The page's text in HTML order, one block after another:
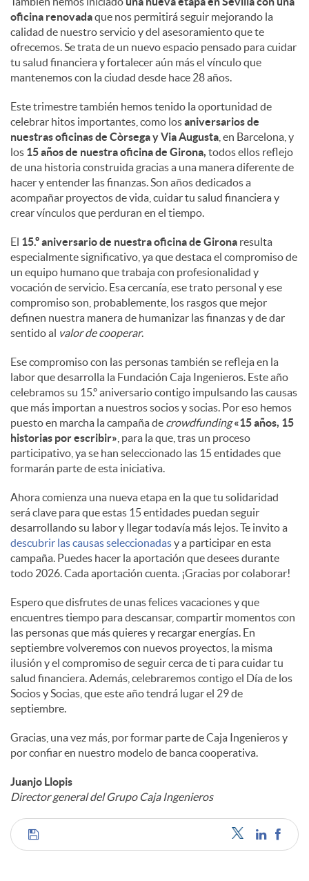
oficina renovadaque nos permitirá seguir mejorando la
calidad de nuestro servicio y del asesoramiento que te
ofrecemos. Se trata de un nuevo espacio pensado para cuidar
tu salud financiera y fortalecer aún más el vínculo que
mantenemos con la ciudad desde hace 28 años.
Este trimestre también hemos tenido la oportunidad de
celebrar hitos importantes, como losaniversarios de
nuestras oficinas de Còrsega y Via Augusta , en Barcelona, y
los 15 años de nuestra oficina de Girona, todos ellos reflejo
de una historia construida gracias a una manera diferente de
hacer y entender las finanzas. Son años dedicados a
acompañar proyectos de vida, cuidar tu salud financiera y
crear vínculos que perduran en el tiempo.
El 15.º aniversario de nuestra oficina de Girona resulta
especialmente significativo, ya que destaca el compromiso de
un equipo humano que trabaja con profesionalidad y
vocación de servicio. Esa cercanía, ese trato personal y ese
compromiso son, probablemente, los rasgos que mejor
definen nuestra manera de humanizar las finanzas y de dar
sentido al valor de cooperar.
Ese compromiso con las personas también se refleja en la
labor que desarrolla la Fundación Caja Ingenieros. Este año
celebramos su 15.º aniversario contigo impulsando las causas
que más importan a nuestros socios y socias. Por eso hemos
puesto en marcha la campaña de crowdfunding «15 años, 15
historias por escribir» , para la que, tras un proceso
participativo, ya se han seleccionado las 15 entidades que
formarán parte de esta iniciativa.
Ahora comienza una nueva etapa en la que tu solidaridad
será clave para que estas 15 entidades puedan seguir
desarrollando su labor y llegar todavía más lejos. Te invito a
descubrir las causas seleccionadasy a participar en esta
campaña. Puedes hacer la aportación que desees durante
todo 2026. Cada aportación cuenta. ¡Gracias por colaborar!
Espero que disfrutes de unas felices vacaciones y que
encuentres tiempo para descansar, compartir momentos con
las personas que más quieres y recargar energías. En
septiembre volveremos con nuevos proyectos, la misma
ilusión y el compromiso de seguir cerca de ti para cuidar tu
salud financiera. Además, celebraremos contigo el Día de los
Socios y Socias, que este año tendrá lugar el 29 de
septiembre.
Gracias, una vez más, por formar parte de Caja Ingenieros y
por confiar en nuestro modelo de banca cooperativa.
Juanjo Llopis
Director general del Grupo Caja Ingenieros
C